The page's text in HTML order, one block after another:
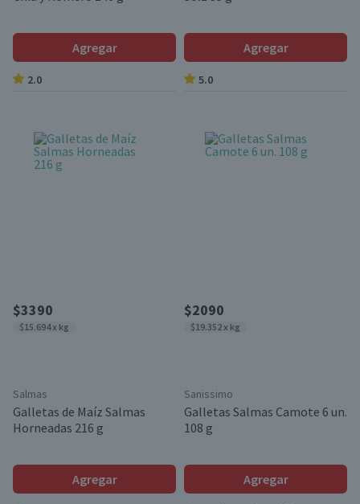
Agregar
2.0
Agregar
5.0
$3390
$15.694 x kg
Salmas
Galletas de Maíz Salmas
Horneadas 216 g
Agregar
$2090
$19.352 x kg
Sanissimo
Galletas Salmas Camote 6 un.
108 g
Agregar